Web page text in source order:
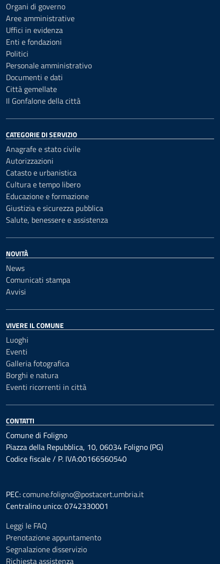
Organi di governo
Aree amministrative
Uffici in evidenza
Enti e fondazioni
Politici
Personale amministrativo
Documenti e dati
Città gemellate
Il Gonfalone della città
CATEGORIE DI SERVIZIO
Anagrafe e stato civile
Autorizzazioni
Catasto e urbanistica
Cultura e tempo libero
Educazione e formazione
Giustizia e sicurezza pubblica
Salute, benessere e assistenza
NOVITÀ
News
Comunicati stampa
Avvisi
VIVERE IL COMUNE
Luoghi
Eventi
Galleria fotografica
Borghi e natura
Eventi ricorrenti in città
CONTATTI
Comune di Foligno
Piazza della Repubblica, 10, 06034 Foligno (PG)
Codice fiscale / P. IVA:00166560540
PEC:comune.foligno@postacert.umbria.it
Centralino unico: 0742330001
Leggi le FAQ
Prenotazione appuntamento
Segnalazione disservizio
Richiesta assistenza